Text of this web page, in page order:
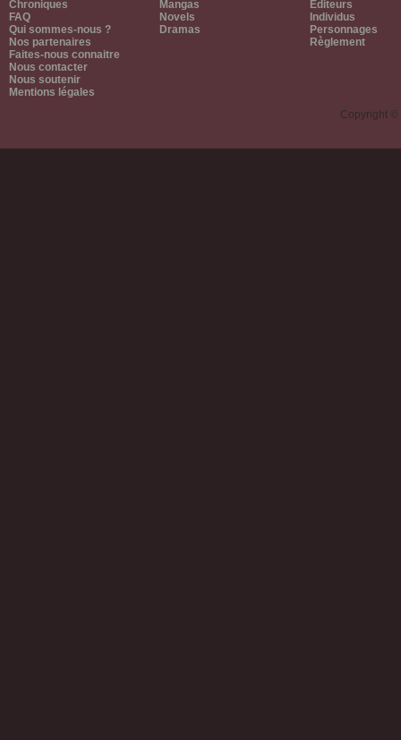
Chroniques
FAQ
Qui sommes-nous ?
Nos partenaires
Faites-nous connaitre
Nous contacter
Nous soutenir
Mentions légales
Mangas
Novels
Dramas
Editeurs
Individus
Personnages
Règlement
Copyright ©